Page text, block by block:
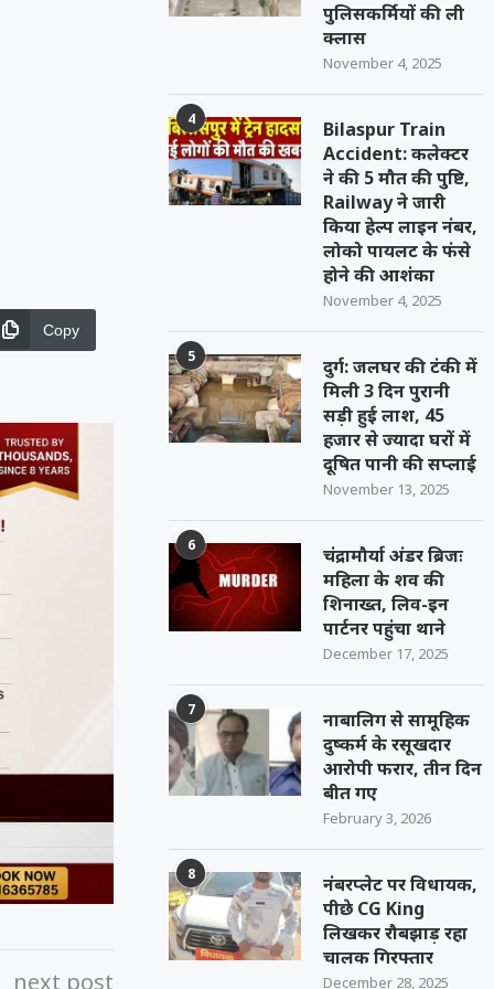
Copy
next post
पुलिसकर्मियों की ली
क्लास
November 4, 2025
4
Bilaspur Train
Accident: कलेक्टर
ने की 5 मौत की पुष्टि,
Railway ने जारी
किया हेल्प लाइन नंबर,
लोको पायलट के फंसे
होने की आशंका
November 4, 2025
5
दुर्ग: जलघर की टंकी में
मिली 3 दिन पुरानी
सड़ी हुई लाश, 45
हजार से ज्यादा घरों में
दूषित पानी की सप्लाई
November 13, 2025
6
चंद्रामौर्या अंडर ब्रिजः
महिला के शव की
शिनाख्त, लिव-इन
पार्टनर पहुंचा थाने
December 17, 2025
7
नाबालिग से सामूहिक
दुष्कर्म के रसूखदार
आरोपी फरार, तीन दिन
बीत गए
February 3, 2026
8
नंबरप्लेट पर विधायक,
पीछे CG King
लिखकर रौबझाड़ रहा
चालक गिरफ्तार
December 28, 2025